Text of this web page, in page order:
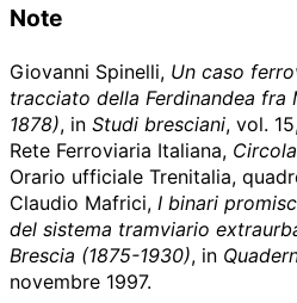
Note
Giovanni Spinelli, Un caso
tracciato della Ferdinandea fra
1878), in Studi bresciani, vol.
Rete Ferroviaria Italiana,
Orario ufficiale Trenitalia,
Claudio Mafrici, I binari
del sistema tramviario
Brescia (1875-1930), in
novembre 1997.